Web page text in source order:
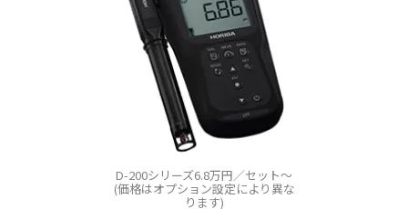
D-200シリーズ6.8万円／セット～
(価格はオプション設定により異な
ります)